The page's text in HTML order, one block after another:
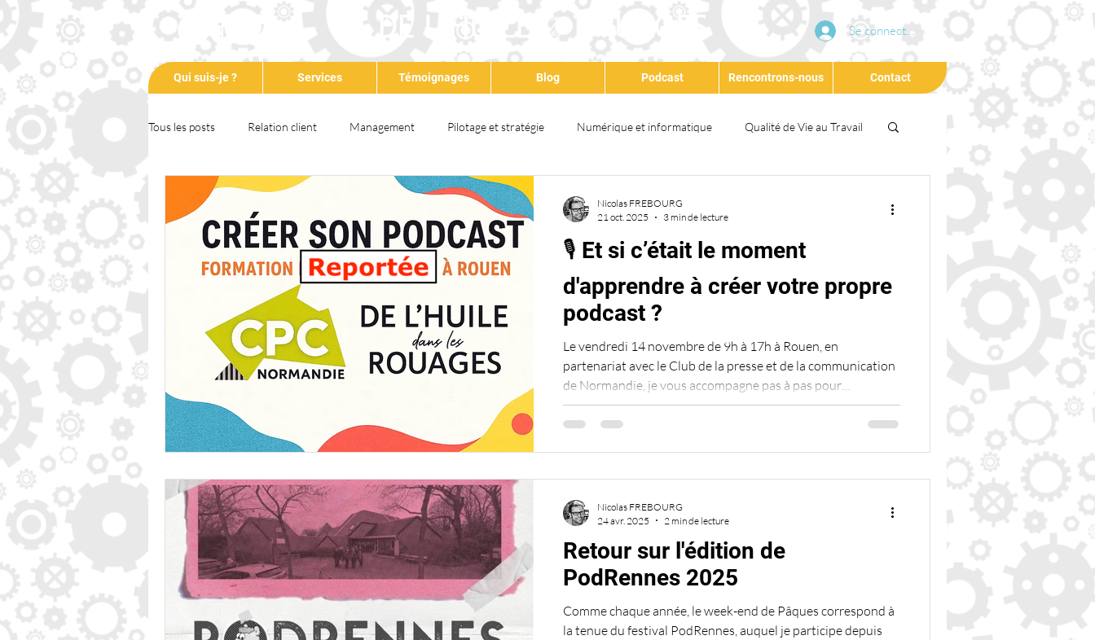
Se connecter
Qui suis-je ? Services Témoignages Blog Podcast Rencontrons-nous Contact
Tous les posts Relation client Management Pilotage et stratégie Numérique et informatique Qualité de Vie au Travail
Communication Entrepreneuriat Qualité Environnement
Animation Temps partagé Amélioration continue Développement Durable
COVID-19 Podcast Lean Formation IA
🎙️ Et si c’était le moment
d'apprendre à créer votre propre
podcast ?
Le vendredi 14 novembre de 9h à 17h à Rouen, en
partenariat avec le Club de la presse et de la communication
de Normandie, je vous accompagne pas à pas pour
apprendre à produire un contenu audio prêt à être diffuser.
Nicolas FREBOURG
21 oct. 2025
3 min de lecture
Retour sur l'édition de
PodRennes 2025
Comme chaque année, le week-end de Pâques correspond à
la tenue du festival PodRennes, auquel je participe depuis
Nicolas FREBOURG
24 avr. 2025
2 min de lecture